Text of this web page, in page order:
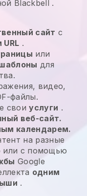
Blackbell .
сайт с
.
или
для
видео,
файлы.
своиуслуги .
веб-сайт.
календарем.
на разные
или с помощью
Google
одним
.